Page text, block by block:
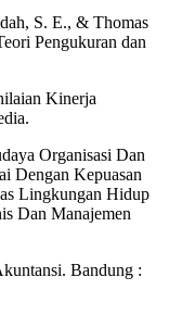
S. E., & Thomas
Pengukuran dan
Kinerja
Organisasi Dan
Dengan Kepuasan
Lingkungan Hidup
Dan Manajemen
Bandung :